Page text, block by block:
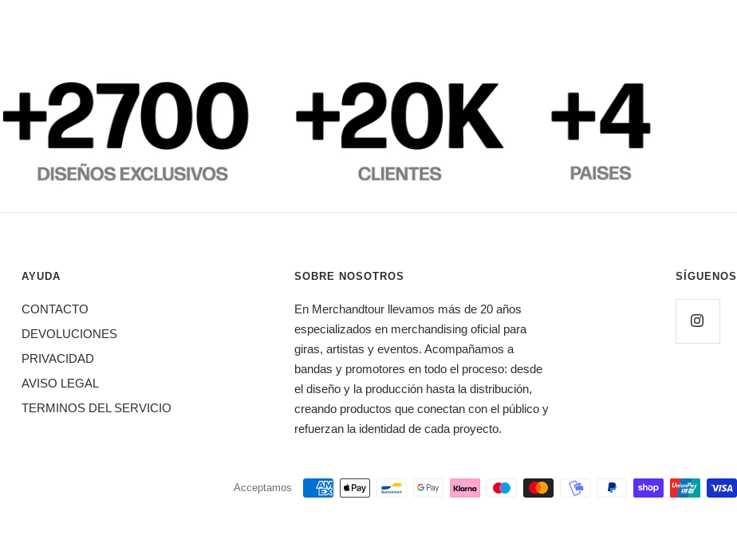
AYUDA
CONTACTO
DEVOLUCIONES
PRIVACIDAD
AVISO LEGAL
TERMINOS DEL SERVICIO
SOBRE NOSOTROS
En Merchandtour llevamos más de 20 años
especializados en merchandising oficial para
giras, artistas y eventos. Acompañamos a
bandas y promotores en todo el proceso: desde
el diseño y la producción hasta la distribución,
creando productos que conectan con el público y
refuerzan la identidad de cada proyecto.
SÍGUENOS
Acceptamos